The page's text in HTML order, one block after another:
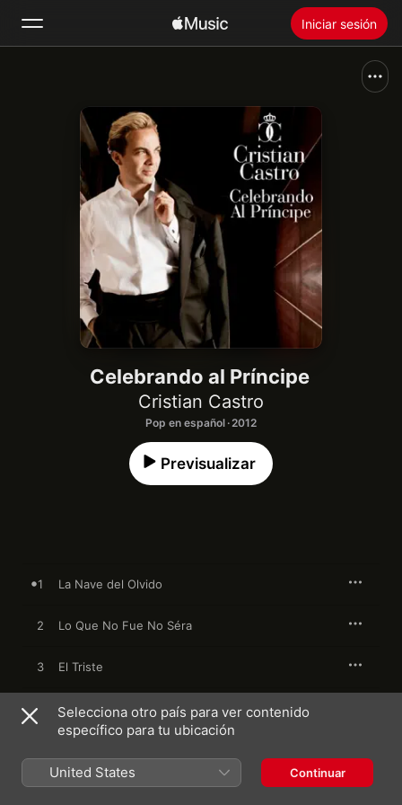
Iniciar sesión
Novedades
Radio
Instalar Apple Music
Celebrando al Príncipe
Cristian Castro
Pop en español · 2012
Previsualizar
1 La Nave del Olvido
2 Lo Que No Fue No Séra
3 El Triste
4 Buenos Días Amor
6 Almohada
Selecciona otro país para ver contenido
específico para tu ubicación
United States Continuar